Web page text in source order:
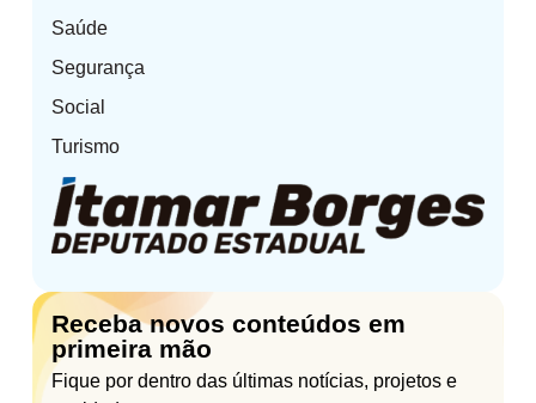
Saúde
Segurança
Social
Turismo
Receba novos conteúdos em
primeira mão
Fique por dentro das últimas notícias, projetos e